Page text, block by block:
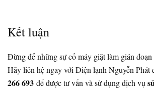
Kết luận
Đừng để những sự cố máy giặt làm gián đoạn
Hãy liên hệ ngay với Điện lạnh Nguyễn Phát
266 693 để được tư vấn và sử dụng dịch vụ